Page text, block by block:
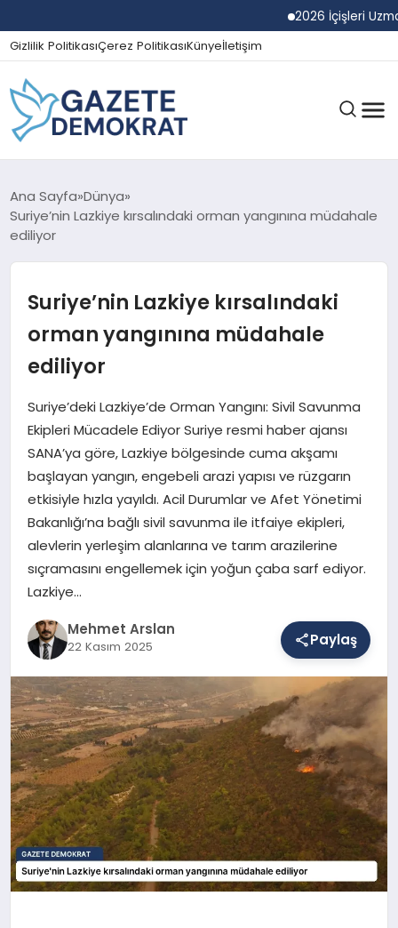
2026 İçişleri Uzman
Gizlilik PolitikasıÇerez PolitikasıKünyeİletişim
GÜNDEM
EKONOMI
SAĞLIK
EĞITIM
DÜNYA
YAŞAM
Ana Sayfa Dünya
Suriye’nin Lazkiye kırsalındaki orman yangınına müdahale
ediliyor
Suriye’nin Lazkiye kırsalındaki
orman yangınına müdahale
ediliyor
Suriye’deki Lazkiye’de Orman Yangını: Sivil Savunma
Ekipleri Mücadele Ediyor Suriye resmi haber ajansı
SANA’ya göre, Lazkiye bölgesinde cuma akşamı
başlayan yangın, engebeli arazi yapısı ve rüzgarın
etkisiyle hızla yayıldı. Acil Durumlar ve Afet Yönetimi
Bakanlığı’na bağlı sivil savunma ile itfaiye ekipleri,
alevlerin yerleşim alanlarına ve tarım arazilerine
sıçramasını engellemek için yoğun çaba sarf ediyor.
Lazkiye…
Mehmet Arslan
22 Kasım 2025 Paylaş